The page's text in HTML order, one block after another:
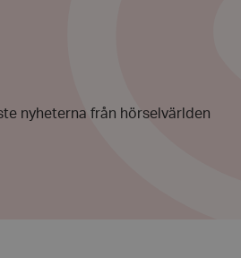
nyheterna från hörselvärlden